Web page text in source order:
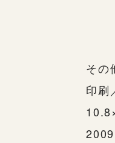
その
印刷
2009